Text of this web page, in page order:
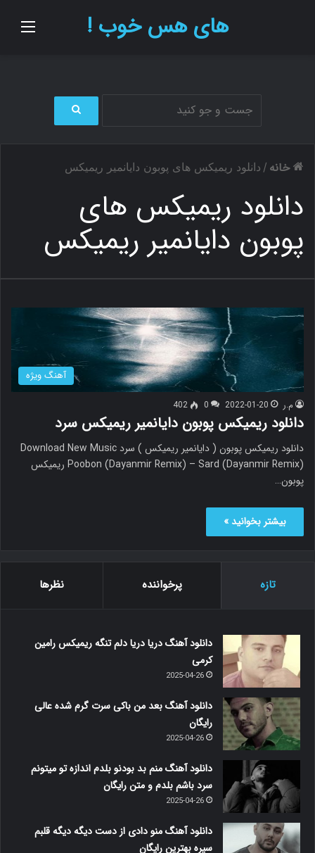
های هس خوب !
ج
ج
ی
خانه / دانلود ریمیکس های پوبون دایانمیر ریمیکس
دانلود ریمیکس های
پوبون دایانمیر ریمیکس
آهنگ ویژه
م.ر 2022-01-20
0
402
دانلود ریمیکس پوبون دایانمیر ریمیکس سرد
دانلود ریمیکس پوبون ( دایانمیر ریمیکس ) سرد Download New Music
Poobon (Dayanmir Remix) – Sard (Dayanmir Remix) ریمیکس
پوبون…
بیشتر بخوانید »
تازه پرخواننده نظرها
دانلود آهنگ دریا دریا دلم تنگه ریمیکس رامین
کرمی
2025-04-26
دانلود آهنگ بعد من باکی سرت گرم شده عالی
رایگان
2025-04-26
دانلود آهنگ منم بد بودنو بلدم اندازه تو میتونم
سرد باشم بلدم و متن رایگان
2025-04-26
دانلود آهنگ منو دادی از دست دیگه دیگه قلبم
سیره بهترین رایگان